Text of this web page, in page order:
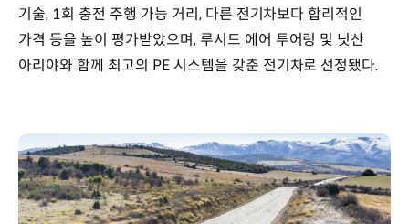
기술, 1회 충전 주행 가능 거리, 다른 전기차보다 합리적인
가격 등을 높이 평가받았으며, 루시드 에어 투어링 및 닛산
아리야와 함께 최고의 PE 시스템을 갖춘 전기차로 선정됐다.